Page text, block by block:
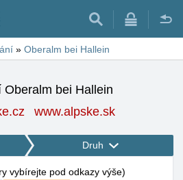
» Oberalm bei Hallein
Oberalm bei Hallein
www.alpske.sk
Druh
vybírejte pod odkazy výše)